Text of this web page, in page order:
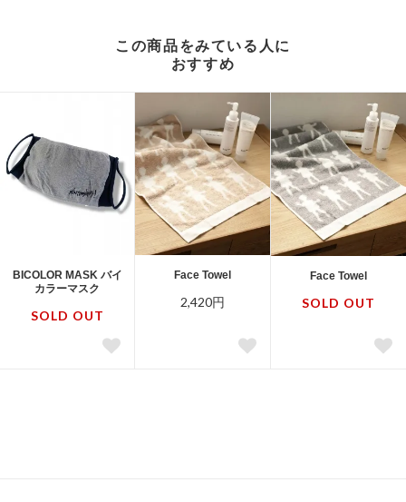
この商品をみている人に
おすすめ
BICOLOR MASK バイ
カラーマスク
SOLD OUT
Face Towel
2,420円
Face Towel
SOLD OUT